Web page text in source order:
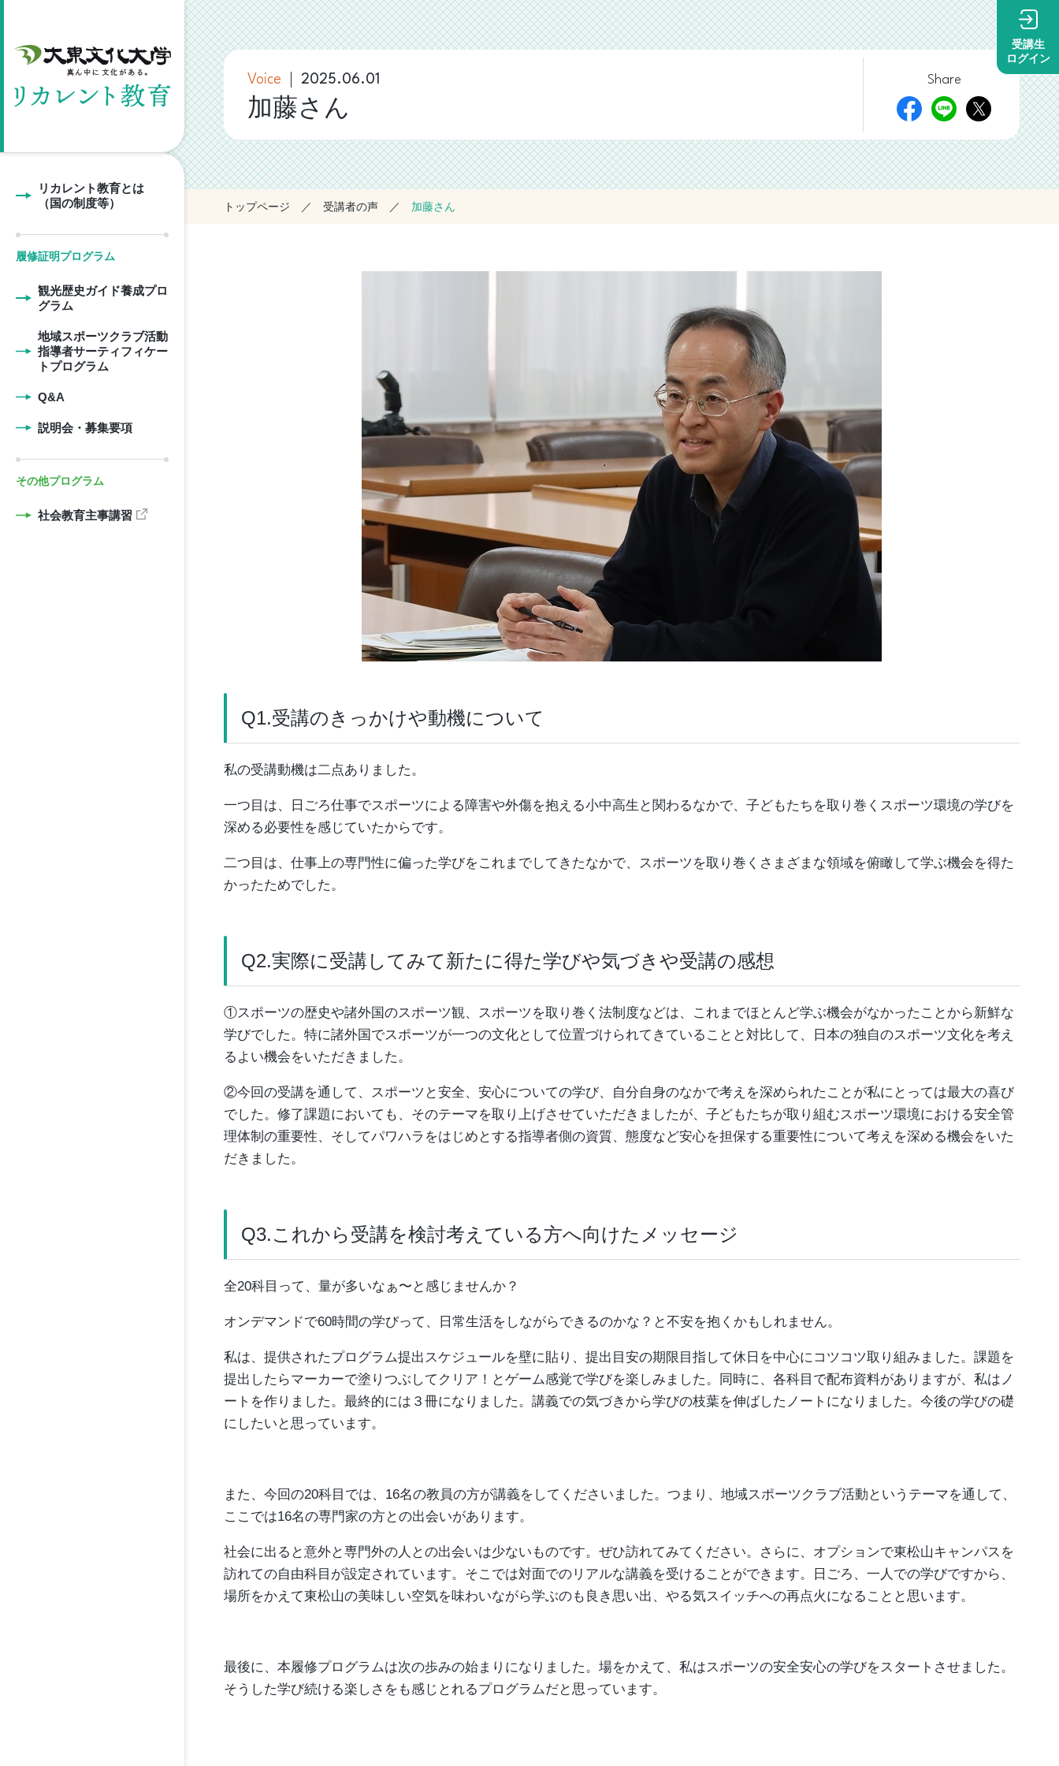
リカレント教育とは
（国の制度等）
履修証明プログラム
観光歴史ガイド養成プロ
グラム
地域スポーツクラブ活動
指導者サーティフィケー
トプログラム
Q&A
説明会・募集要項
その他プログラム
社会教育主事講習
受講生
ログイン
Voice 2025.06.01
加藤さん
Share
トップページ 受講者の声 加藤さん
Q1.受講のきっかけや動機について
私の受講動機は二点ありました。
一つ目は、日ごろ仕事でスポーツによる障害や外傷を抱える小中高生と関わるなかで、子どもたちを取り巻くスポーツ環境の学びを
深める必要性を感じていたからです。
二つ目は、仕事上の専門性に偏った学びをこれまでしてきたなかで、スポーツを取り巻くさまざまな領域を俯瞰して学ぶ機会を得た
かったためでした。
Q2.実際に受講してみて新たに得た学びや気づきや受講の感想
①スポーツの歴史や諸外国のスポーツ観、スポーツを取り巻く法制度などは、これまでほとんど学ぶ機会がなかったことから新鮮な
学びでした。特に諸外国でスポーツが一つの文化として位置づけられてきていることと対比して、日本の独自のスポーツ文化を考え
るよい機会をいただきました。
②今回の受講を通して、スポーツと安全、安心についての学び、自分自身のなかで考えを深められたことが私にとっては最大の喜び
でした。修了課題においても、そのテーマを取り上げさせていただきましたが、子どもたちが取り組むスポーツ環境における安全管
理体制の重要性、そしてパワハラをはじめとする指導者側の資質、態度など安心を担保する重要性について考えを深める機会をいた
だきました。
Q3.これから受講を検討考えている方へ向けたメッセージ
全20科目って、量が多いなぁ〜と感じませんか？
オンデマンドで60時間の学びって、日常生活をしながらできるのかな？と不安を抱くかもしれません。
私は、提供されたプログラム提出スケジュールを壁に貼り、提出目安の期限目指して休日を中心にコツコツ取り組みました。課題を
提出したらマーカーで塗りつぶしてクリア！とゲーム感覚で学びを楽しみました。同時に、各科目で配布資料がありますが、私はノ
ートを作りました。最終的には３冊になりました。講義での気づきから学びの枝葉を伸ばしたノートになりました。今後の学びの礎
にしたいと思っています。
また、今回の20科目では、16名の教員の方が講義をしてくださいました。つまり、地域スポーツクラブ活動というテーマを通して、
ここでは16名の専門家の方との出会いがあります。
社会に出ると意外と専門外の人との出会いは少ないものです。ぜひ訪れてみてください。さらに、オプションで東松山キャンパスを
訪れての自由科目が設定されています。そこでは対面でのリアルな講義を受けることができます。日ごろ、一人での学びですから、
場所をかえて東松山の美味しい空気を味わいながら学ぶのも良き思い出、やる気スイッチへの再点火になることと思います。
最後に、本履修プログラムは次の歩みの始まりになりました。場をかえて、私はスポーツの安全安心の学びをスタートさせました。
そうした学び続ける楽しさをも感じとれるプログラムだと思っています。